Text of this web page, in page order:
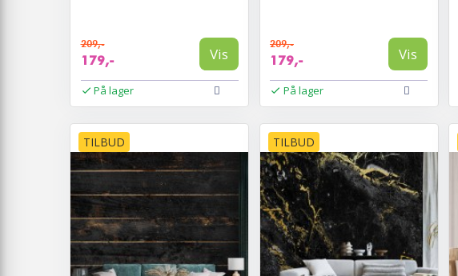
209,-
179,- Vis
På lager
209,-
179,- Vis
På lager
TILBUD TILBUD